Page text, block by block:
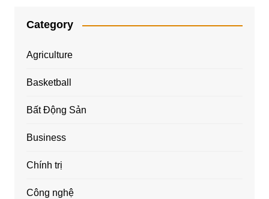
Category
Agriculture
Basketball
Bất Động Sản
Business
Chính trị
Công nghệ